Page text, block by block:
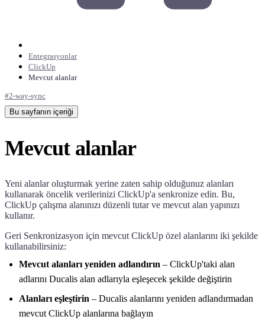
Entegrasyonlar
ClickUp
Mevcut alanlar
#2-way-sync
Bu sayfanın içeriği
Mevcut alanlar
Yeni alanlar oluşturmak yerine zaten sahip olduğunuz alanları
kullanarak öncelik verilerinizi ClickUp'a senkronize edin. Bu,
ClickUp çalışma alanınızı düzenli tutar ve mevcut alan yapınızı
kullanır.
Geri Senkronizasyon için mevcut ClickUp özel alanlarını iki şekilde
kullanabilirsiniz:
Mevcut alanları yeniden adlandırın – ClickUp'taki alan
adlarını Ducalis alan adlarıyla eşleşecek şekilde değiştirin
Alanları eşleştirin – Ducalis alanlarını yeniden adlandırmadan
mevcut ClickUp alanlarına bağlayın